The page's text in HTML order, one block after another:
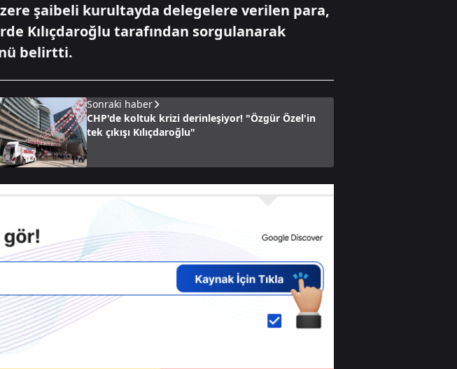
şaibeli kurultayda delegelere verilen para,
Kılıçdaroğlu tarafından sorgulanarak
belirtti.
Sonraki haber
CHP'de koltuk krizi derinleşiyor! "Özgür Özel'in
tek çıkışı Kılıçdaroğlu"